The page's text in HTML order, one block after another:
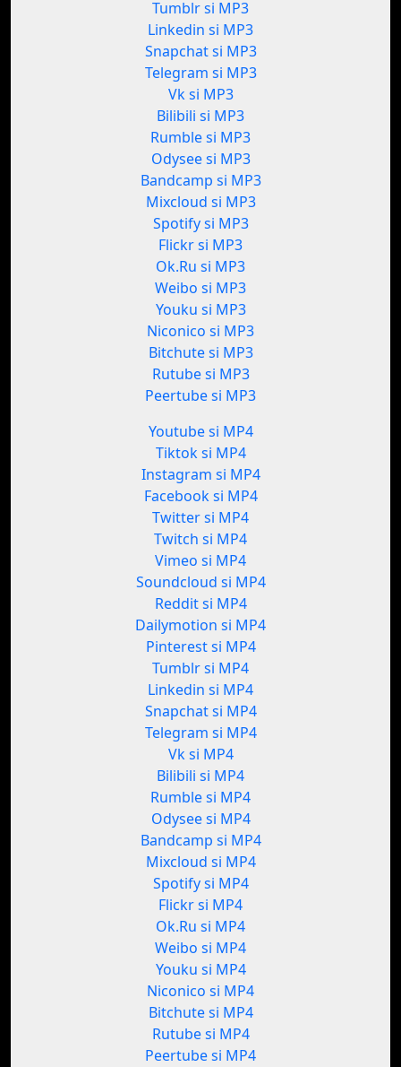
Tumblr si MP3
Linkedin si MP3
Snapchat si MP3
Telegram si MP3
Vk si MP3
Bilibili si MP3
Rumble si MP3
Odysee si MP3
Bandcamp si MP3
Mixcloud si MP3
Spotify si MP3
Flickr si MP3
Ok.Ru si MP3
Weibo si MP3
Youku si MP3
Niconico si MP3
Bitchute si MP3
Rutube si MP3
Peertube si MP3
Youtube si MP4
Tiktok si MP4
Instagram si MP4
Facebook si MP4
Twitter si MP4
Twitch si MP4
Vimeo si MP4
Soundcloud si MP4
Reddit si MP4
Dailymotion si MP4
Pinterest si MP4
Tumblr si MP4
Linkedin si MP4
Snapchat si MP4
Telegram si MP4
Vk si MP4
Bilibili si MP4
Rumble si MP4
Odysee si MP4
Bandcamp si MP4
Mixcloud si MP4
Spotify si MP4
Flickr si MP4
Ok.Ru si MP4
Weibo si MP4
Youku si MP4
Niconico si MP4
Bitchute si MP4
Rutube si MP4
Peertube si MP4